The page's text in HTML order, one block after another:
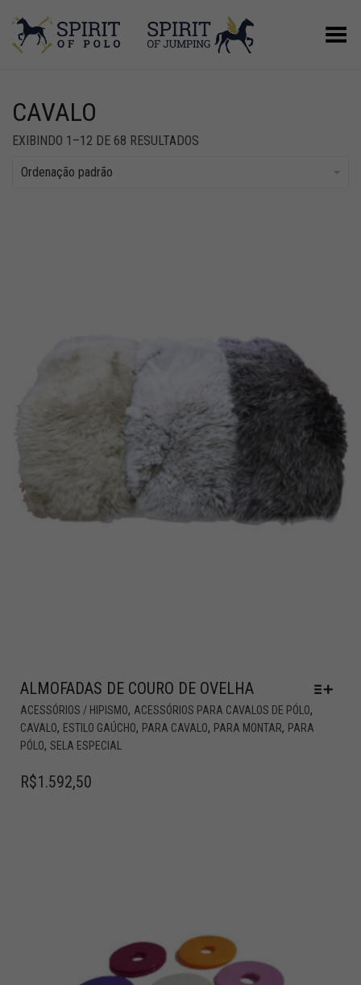
Alternar Menu
CAVALO
EXIBINDO 1–12 DE 68 RESULTADOS
Ordenação padrão
ALMOFADAS DE COURO DE OVELHA
ACESSÓRIOS / HIPISMO, ACESSÓRIOS PARA CAVALOS DE PÓLO,
CAVALO, ESTILO GAÚCHO, PARA CAVALO, PARA MONTAR, PARA
PÓLO, SELA ESPECIAL
R$1.592,50